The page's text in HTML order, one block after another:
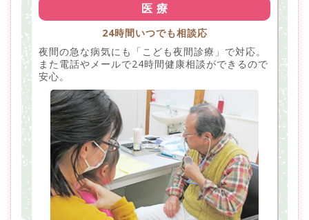
医 療
24時間いつでも相談応
夜間の急な病気にも「こども夜間診療」で対応。
また電話やメールで24時間健康相談ができるので
安心。